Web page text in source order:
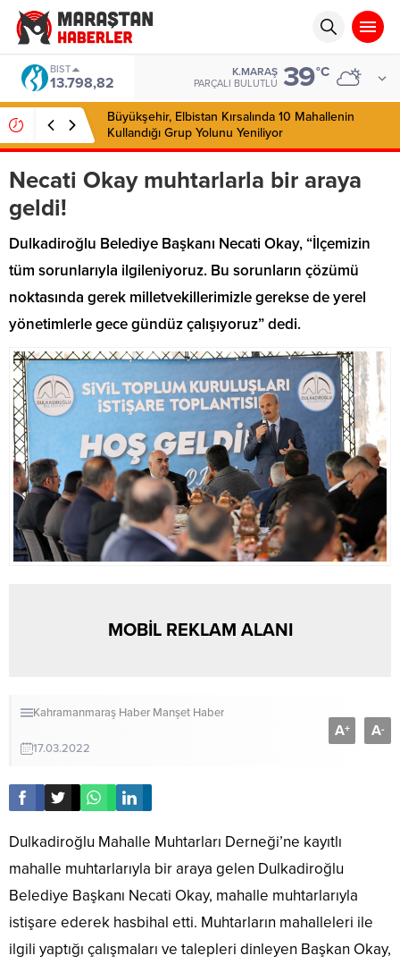
BIST
13.798,82
K.MARAŞ
PARÇALI BULUTLU 39°C
Büyükşehir, Elbistan Kırsalında 10 Mahallenin
Kullandığı Grup Yolunu Yeniliyor
Necati Okay muhtarlarla bir araya
geldi!
Dulkadiroğlu Belediye Başkanı Necati Okay, “İlçemizin
tüm sorunlarıyla ilgileniyoruz. Bu sorunların çözümü
noktasında gerek milletvekillerimizle gerekse de yerel
yönetimlerle gece gündüz çalışıyoruz” dedi.
MOBİL REKLAM ALANI
Kahramanmaraş Haber Manşet Haber
17.03.2022
A+ A-
Dulkadiroğlu Mahalle Muhtarları Derneği’ne kayıtlı
mahalle muhtarlarıyla bir araya gelen Dulkadiroğlu
Belediye Başkanı Necati Okay, mahalle muhtarlarıyla
istişare ederek hasbihal etti. Muhtarların mahalleleri ile
ilgili yaptığı çalışmaları ve talepleri dinleyen Başkan Okay,